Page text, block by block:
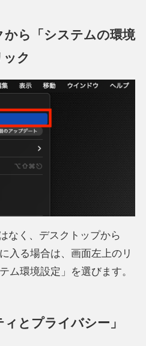
から「システムの環境
ク
なく、デスクトップから
入る場合は、画面左上のリ
ム環境設定」を選びます。
ィとプライバシー」